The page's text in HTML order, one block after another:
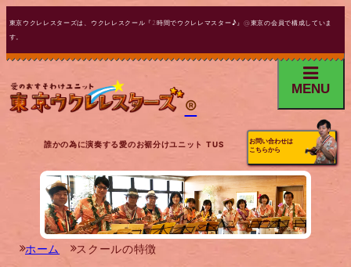
東京ウクレレスターズは、ウクレレスクール『2時間でウクレレマスター♪』@東京の会員で構成していま
す。
®
MENU
誰かの為に演奏する愛のお裾分けユニット TUS
お問い合わせは
こちらから
ホーム スクールの特徴